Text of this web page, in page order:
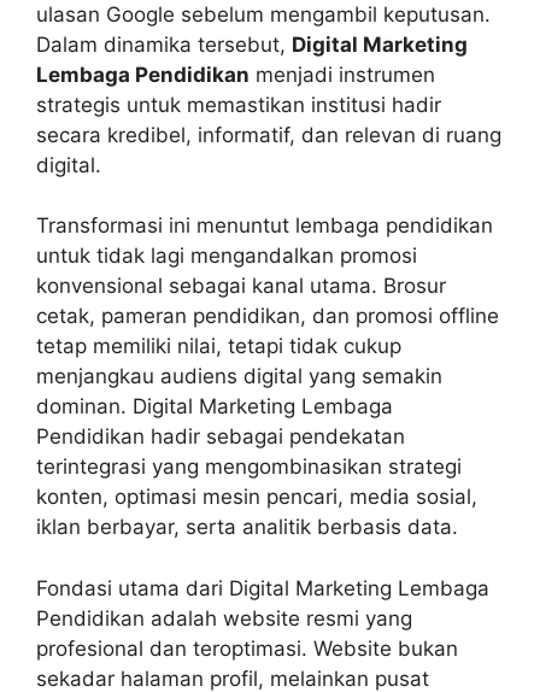
ulasan Google sebelum mengambil keputusan.
Dalam dinamika tersebut, Digital Marketing
Lembaga Pendidikan menjadi instrumen
strategis untuk memastikan institusi hadir
secara kredibel, informatif, dan relevan di ruang
digital.
Transformasi ini menuntut lembaga pendidikan
untuk tidak lagi mengandalkan promosi
konvensional sebagai kanal utama. Brosur
cetak, pameran pendidikan, dan promosi offline
tetap memiliki nilai, tetapi tidak cukup
menjangkau audiens digital yang semakin
dominan. Digital Marketing Lembaga
Pendidikan hadir sebagai pendekatan
terintegrasi yang mengombinasikan strategi
konten, optimasi mesin pencari, media sosial,
iklan berbayar, serta analitik berbasis data.
Fondasi utama dari Digital Marketing Lembaga
Pendidikan adalah website resmi yang
profesional dan teroptimasi. Website bukan
sekadar halaman profil, melainkan pusat